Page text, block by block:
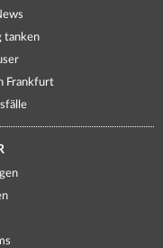
tanken
Frankfurt